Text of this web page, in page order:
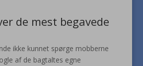
de mest begavede
ikke kunnet spørge mobberne
af de bagtaltes egne